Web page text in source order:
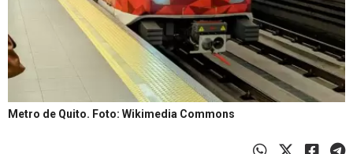
Metro de Quito. Foto: Wikimedia Commons